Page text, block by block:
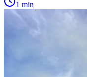
1 min